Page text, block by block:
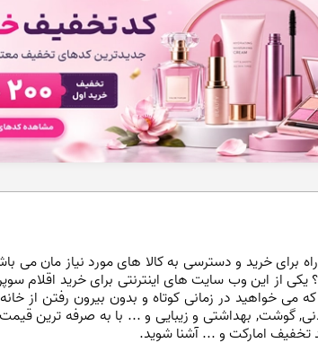
خرید و دسترسی به کالا های مورد نیاز مان می
از این وب سایت های اینترنتی برای خرید اقلام
خواهید در زمانی کوتاه و بدون بیرون رفتن از
گوشت, بهداشتی و زیبایی و ... با به صرفه ترین
تخفیف امارکت و ... آشنا شوید.